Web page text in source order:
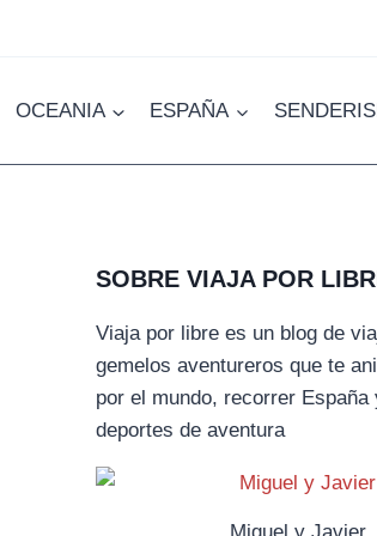
OCEANIA ESPAÑA
SOBRE VIAJA POR
Viaja por libre es un blog de
gemelos aventureros que te
por el mundo, recorrer
deportes de aventura